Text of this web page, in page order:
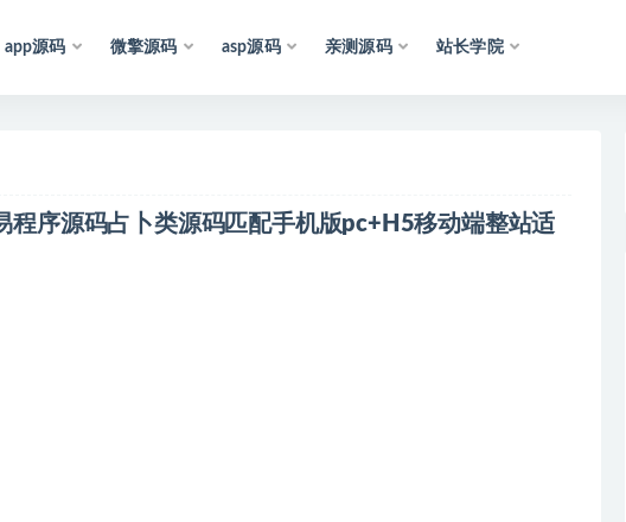
app源码 微擎源码 asp源码 亲测源码 站长学院
序源码占卜类源码匹配手机版pc+H5移动端整站适